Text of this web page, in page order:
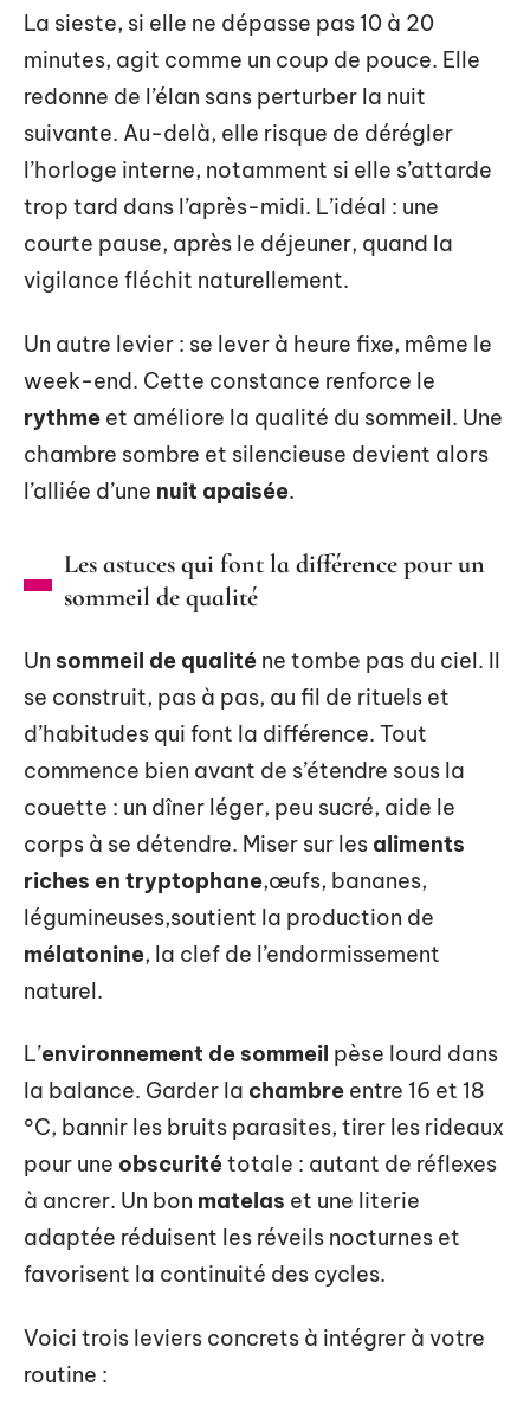
La sieste, si elle ne dépasse pas 10 à 20
minutes, agit comme un coup de pouce. Elle
redonne de l’élan sans perturber la nuit
suivante. Au-delà, elle risque de dérégler
l’horloge interne, notamment si elle s’attarde
trop tard dans l’après-midi. L’idéal : une
courte pause, après le déjeuner, quand la
vigilance fléchit naturellement.
Un autre levier : se lever à heure fixe, même le
week-end. Cette constance renforce le
rythme et améliore la qualité du sommeil. Une
chambre sombre et silencieuse devient alors
l’alliée d’une nuit apaisée.
Les astuces qui font la différence pour un
sommeil de qualité
Un sommeil de qualité ne tombe pas du ciel. Il
se construit, pas à pas, au fil de rituels et
d’habitudes qui font la différence. Tout
commence bien avant de s’étendre sous la
couette : un dîner léger, peu sucré, aide le
corps à se détendre. Miser sur les aliments
riches en tryptophane,œufs, bananes,
légumineuses,soutient la production de
mélatonine, la clef de l’endormissement
naturel.
L’environnement de sommeil pèse lourd dans
la balance. Garder la chambre entre 16 et 18
°C, bannir les bruits parasites, tirer les rideaux
pour une obscuritétotale : autant de réflexes
à ancrer. Un bon matelas et une literie
adaptée réduisent les réveils nocturnes et
favorisent la continuité des cycles.
Voici trois leviers concrets à intégrer à votre
routine :